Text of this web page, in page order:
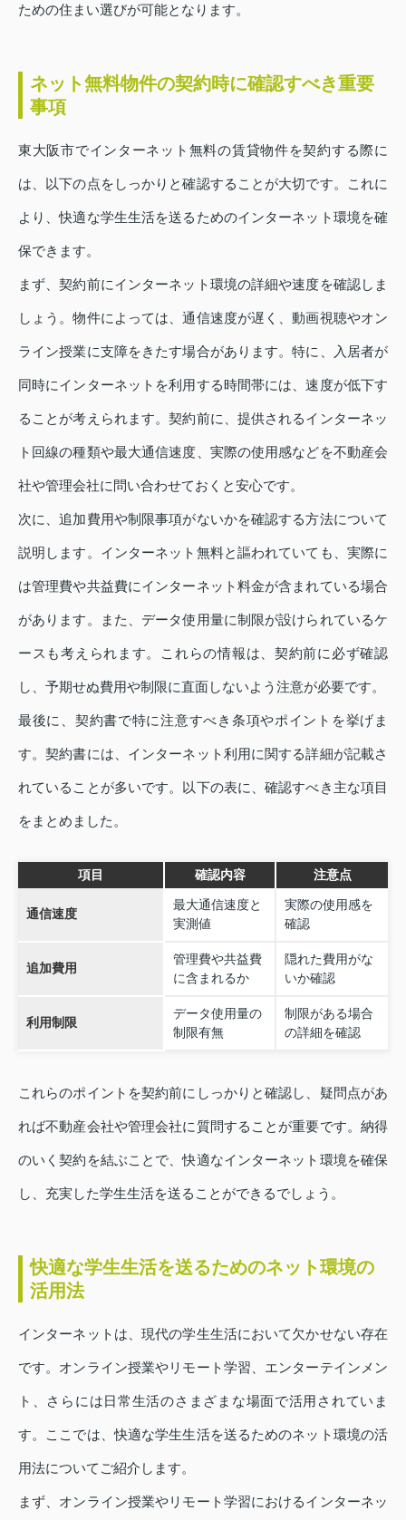
ための住まい選びが可能となります。
ネット無料物件の契約時に確認すべき重要
事項
東大阪市でインターネット無料の賃貸物件を契約する際に
は、以下の点をしっかりと確認することが大切です。これに
より、快適な学生生活を送るためのインターネット環境を確
保できます。
まず、契約前にインターネット環境の詳細や速度を確認しま
しょう。物件によっては、通信速度が遅く、動画視聴やオン
ライン授業に支障をきたす場合があります。特に、入居者が
同時にインターネットを利用する時間帯には、速度が低下す
ることが考えられます。契約前に、提供されるインターネッ
ト回線の種類や最大通信速度、実際の使用感などを不動産会
社や管理会社に問い合わせておくと安心です。
次に、追加費用や制限事項がないかを確認する方法について
説明します。インターネット無料と謳われていても、実際に
は管理費や共益費にインターネット料金が含まれている場合
があります。また、データ使用量に制限が設けられているケ
ースも考えられます。これらの情報は、契約前に必ず確認
し、予期せぬ費用や制限に直面しないよう注意が必要です。
最後に、契約書で特に注意すべき条項やポイントを挙げま
す。契約書には、インターネット利用に関する詳細が記載さ
れていることが多いです。以下の表に、確認すべき主な項目
をまとめました。
項目 確認内容 注意点
通信速度
最大通信速度と
実測値
実際の使用感を
確認
追加費用
管理費や共益費
に含まれるか
隠れた費用がな
いか確認
利用制限
データ使用量の
制限有無
制限がある場合
の詳細を確認
これらのポイントを契約前にしっかりと確認し、疑問点があ
れば不動産会社や管理会社に質問することが重要です。納得
のいく契約を結ぶことで、快適なインターネット環境を確保
し、充実した学生生活を送ることができるでしょう。
快適な学生生活を送るためのネット環境の
活用法
インターネットは、現代の学生生活において欠かせない存在
です。オンライン授業やリモート学習、エンターテインメン
ト、さらには日常生活のさまざまな場面で活用されていま
す。ここでは、快適な学生生活を送るためのネット環境の活
用法についてご紹介します。
まず、オンライン授業やリモート学習におけるインターネッ